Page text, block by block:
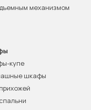
механизмом
купе
шкафы